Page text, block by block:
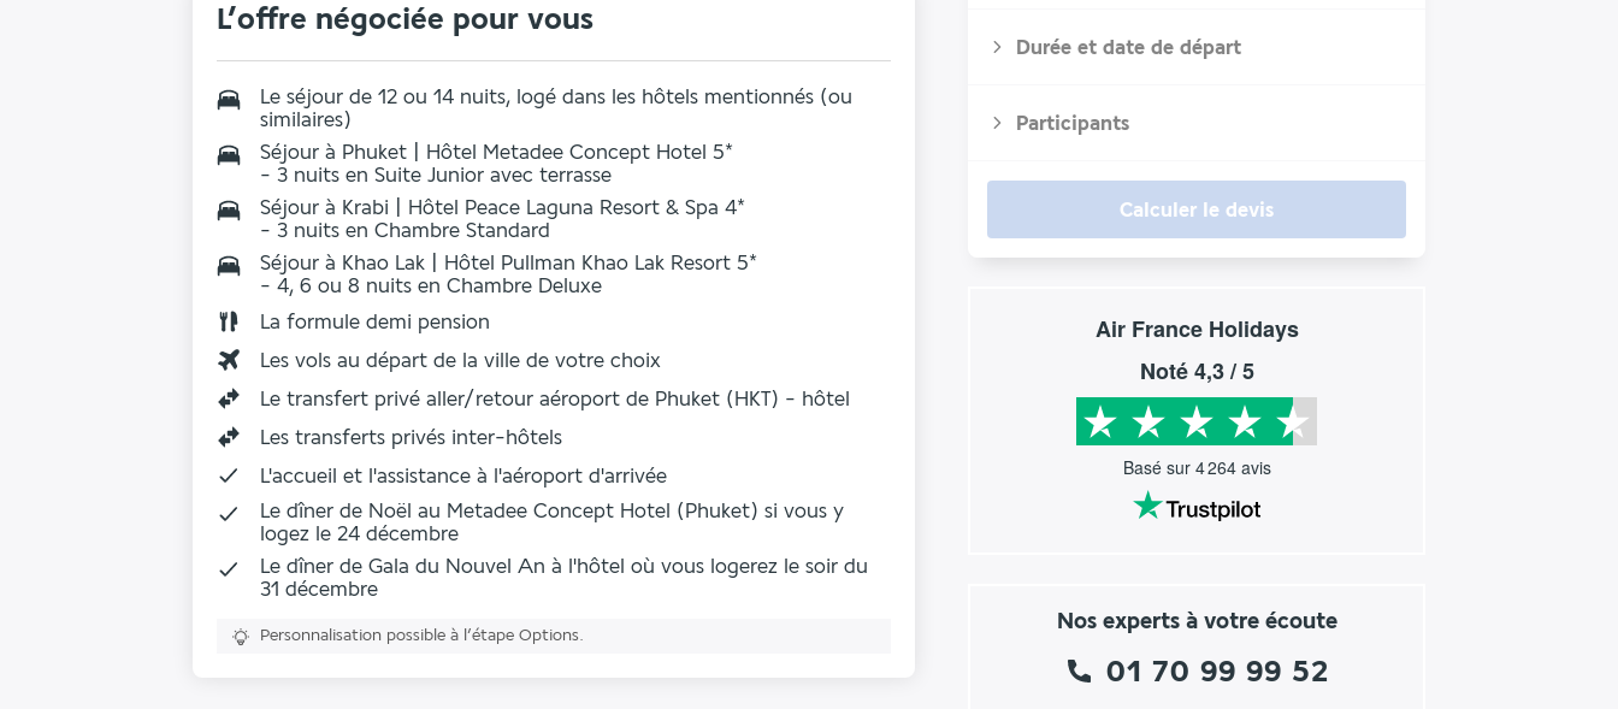
Durée et date de départ
Participants
Calculer le devis
Air France Holidays
Noté4,3/ 5
Basé sur 4 264avis
Nos experts à votre écoute
01 70 99 99 52
L’offre négociée pour vous
Le séjour de 12 ou 14 nuits, logé dans les hôtels mentionnés (ou
similaires)
Séjour à Phuket | Hôtel Metadee Concept Hotel 5*
- 3 nuits en Suite Junior avec terrasse
Séjour à Krabi | Hôtel Peace Laguna Resort & Spa 4*
- 3 nuits en Chambre Standard
Séjour à Khao Lak | Hôtel Pullman Khao Lak Resort 5*
- 4, 6 ou 8 nuits en Chambre Deluxe
La formule demi pension
Les vols au départ de la ville de votre choix
Le transfert privé aller/retour aéroport de Phuket (HKT) - hôtel
Les transferts privés inter-hôtels
L'accueil et l'assistance à l'aéroport d'arrivée
Le dîner de Noël au Metadee Concept Hotel (Phuket) si vous y
logez le 24 décembre
Le dîner de Gala du Nouvel An à l'hôtel où vous logerez le soir du
31 décembre
Personnalisation possible à l’étape Options.